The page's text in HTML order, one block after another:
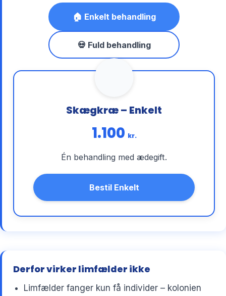
🏠 Enkelt behandling
💀 Fuld behandling
Skægkræ – Enkelt
1.100 kr.
Én behandling med ædegift.
Bestil Enkelt
Derfor virker limfælder ikke
Limfælder fanger kun få individer – kolonien